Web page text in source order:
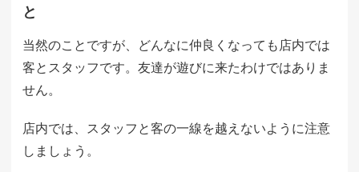
と
当然のことですが、どんなに仲良くなっても店内では
客とスタッフです。友達が遊びに来たわけではありま
せん。
店内では、スタッフと客の一線を越えないように注意
しましょう。